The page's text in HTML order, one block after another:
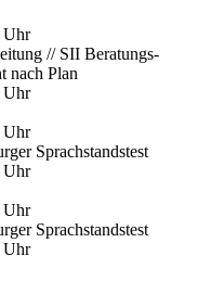
Uhr
// SII Beratungs-
nach Plan
Uhr
Uhr
Sprachstandstest
Uhr
Uhr
Sprachstandstest
Uhr